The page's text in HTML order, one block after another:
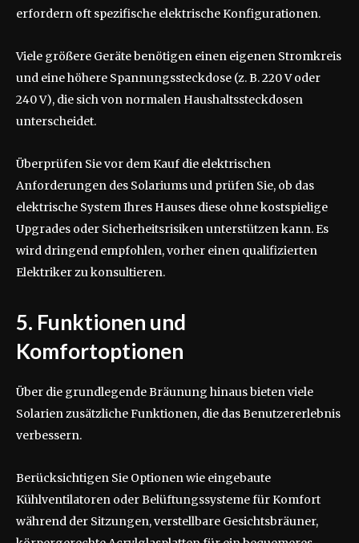
erfordern oft spezifische elektrische Konfigurationen.
Viele größere Geräte benötigen einen eigenen Stromkreis
und eine höhere Spannungssteckdose (z. B. 220 V oder
240 V), die sich von normalen Haushaltssteckdosen
unterscheidet.
Überprüfen Sie vor dem Kauf die elektrischen
Anforderungen des Solariums und prüfen Sie, ob das
elektrische System Ihres Hauses diese ohne kostspielige
Upgrades oder Sicherheitsrisiken unterstützen kann. Es
wird dringend empfohlen, vorher einen qualifizierten
Elektriker zu konsultieren.
5. Funktionen und
Komfortoptionen
Über die grundlegende Bräunung hinaus bieten viele
Solarien zusätzliche Funktionen, die das Benutzererlebnis
verbessern.
Berücksichtigen Sie Optionen wie eingebaute
Kühlventilatoren oder Belüftungssysteme für Komfort
während der Sitzungen, verstellbare Gesichtsbräuner,